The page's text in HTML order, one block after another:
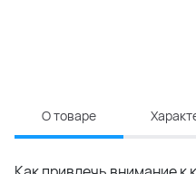
О товаре